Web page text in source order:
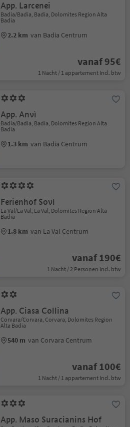
App. Larcenei
Badia/Badia, Badia, Dolomites Region Alta
Badia
2.2 km van Badia Centrum
vanaf 95€
1 Nacht / 1 appartement Incl. btw
App. Anvì
Badia/Badia, Badia, Dolomites Region Alta
Badia
1.3 km van Badia Centrum
Ferienhof Sovì
La Val/La Val, La Val, Dolomites Region Alta
Badia
1.8 km van La Val Centrum
vanaf 190€
1 Nacht / 2 Personen Incl. btw
App. Ciasa Collina
Corvara/Corvara, Corvara, Dolomites Region
Alta Badia
540 m van Corvara Centrum
vanaf 100€
1 Nacht / 1 appartement Incl. btw
App. Maso Suracianins Hof